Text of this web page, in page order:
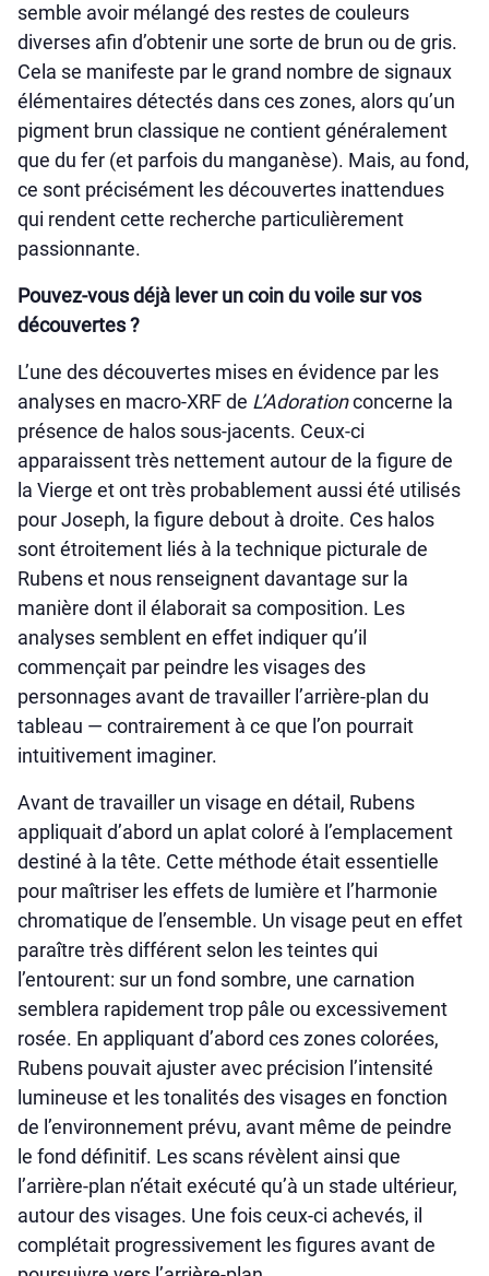
semble avoir mélangé des restes de couleurs
diverses afin d’obtenir une sorte de brun ou de gris.
Cela se manifeste par le grand nombre de signaux
élémentaires détectés dans ces zones, alors qu’un
pigment brun classique ne contient généralement
que du fer (et parfois du manganèse). Mais, au fond,
ce sont précisément les découvertes inattendues
qui rendent cette recherche particulièrement
passionnante.
Pouvez-vous déjà lever un coin du voile sur vos
découvertes ?
L’une des découvertes mises en évidence par les
analyses en macro-XRF de L’Adorationconcerne la
présence de halos sous-jacents. Ceux-ci
apparaissent très nettement autour de la figure de
la Vierge et ont très probablement aussi été utilisés
pour Joseph, la figure debout à droite. Ces halos
sont étroitement liés à la technique picturale de
Rubens et nous renseignent davantage sur la
manière dont il élaborait sa composition. Les
analyses semblent en effet indiquer qu’il
commençait par peindre les visages des
personnages avant de travailler l’arrière-plan du
tableau — contrairement à ce que l’on pourrait
intuitivement imaginer.
Avant de travailler un visage en détail, Rubens
appliquait d’abord un aplat coloré à l’emplacement
destiné à la tête. Cette méthode était essentielle
pour maîtriser les effets de lumière et l’harmonie
chromatique de l’ensemble. Un visage peut en effet
paraître très différent selon les teintes qui
l’entourent: sur un fond sombre, une carnation
semblera rapidement trop pâle ou excessivement
rosée. En appliquant d’abord ces zones colorées,
Rubens pouvait ajuster avec précision l’intensité
lumineuse et les tonalités des visages en fonction
de l’environnement prévu, avant même de peindre
le fond définitif. Les scans révèlent ainsi que
l’arrière-plan n’était exécuté qu’à un stade ultérieur,
autour des visages. Une fois ceux-ci achevés, il
complétait progressivement les figures avant de